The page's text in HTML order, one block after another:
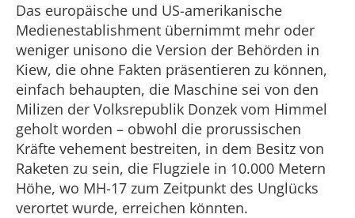
Das europäische und US-amerikanische
Medienestablishment übernimmt mehr oder
weniger unisono die Version der Behörden in
Kiew, die ohne Fakten präsentieren zu können,
einfach behaupten, die Maschine sei von den
Milizen der Volksrepublik Donzek vom Himmel
geholt worden – obwohl die prorussischen
Kräfte vehement bestreiten, in dem Besitz von
Raketen zu sein, die Flugziele in 10.000 Metern
Höhe, wo MH-17 zum Zeitpunkt des Unglücks
verortet wurde, erreichen könnten.